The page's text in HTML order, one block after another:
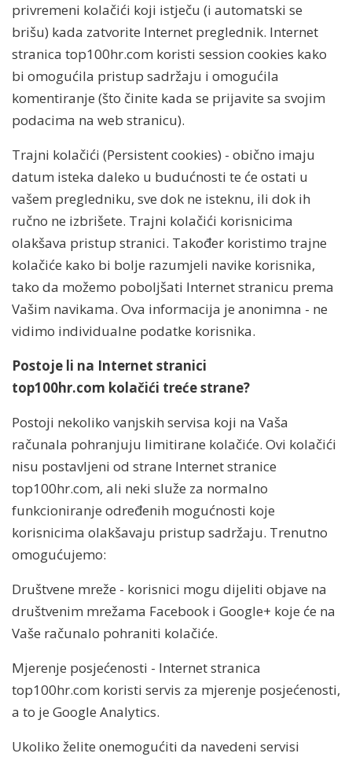
privremeni kolačići koji istječu (i automatski se
brišu) kada zatvorite Internet preglednik. Internet
stranica top100hr.com koristi session cookies kako
bi omogućila pristup sadržaju i omogućila
komentiranje (što činite kada se prijavite sa svojim
podacima na web stranicu).
Trajni kolačići (Persistent cookies) - obično imaju
datum isteka daleko u budućnosti te će ostati u
vašem pregledniku, sve dok ne isteknu, ili dok ih
ručno ne izbrišete. Trajni kolačići korisnicima
olakšava pristup stranici. Također koristimo trajne
kolačiće kako bi bolje razumjeli navike korisnika,
tako da možemo poboljšati Internet stranicu prema
Vašim navikama. Ova informacija je anonimna - ne
vidimo individualne podatke korisnika.
Postoje li na Internet stranici
top100hr.com kolačići treće strane?
Postoji nekoliko vanjskih servisa koji na Vaša
računala pohranjuju limitirane kolačiće. Ovi kolačići
nisu postavljeni od strane Internet stranice
top100hr.com, ali neki služe za normalno
funkcioniranje određenih mogućnosti koje
korisnicima olakšavaju pristup sadržaju. Trenutno
omogućujemo:
Društvene mreže - korisnici mogu dijeliti objave na
društvenim mrežama Facebook i Google+ koje će na
Vaše računalo pohraniti kolačiće.
Mjerenje posjećenosti - Internet stranica
top100hr.com koristi servis za mjerenje posjećenosti,
a to je Google Analytics.
Ukoliko želite onemogućiti da navedeni servisi